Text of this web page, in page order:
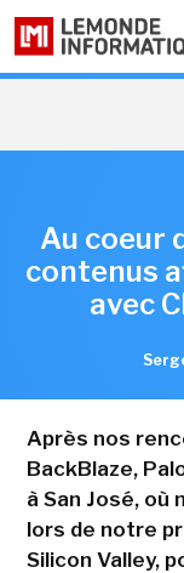
Au coeur
contenus
avec
Après nos
BackBlaze,
à San José, où
lors de notre
Silicon Valley,